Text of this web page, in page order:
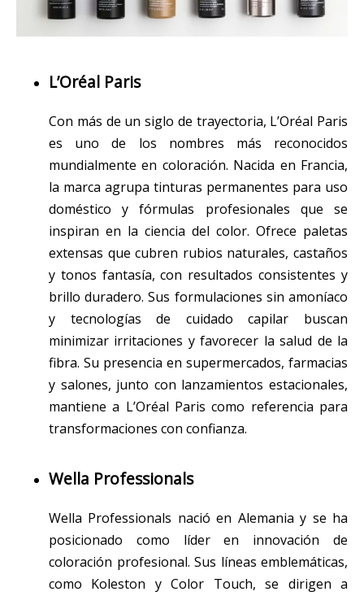
L’Oréal Paris
Con más de un siglo de trayectoria, L’Oréal Paris
es uno de los nombres más reconocidos
mundialmente en coloración. Nacida en Francia,
la marca agrupa tinturas permanentes para uso
doméstico y fórmulas profesionales que se
inspiran en la ciencia del color. Ofrece paletas
extensas que cubren rubios naturales, castaños
y tonos fantasía, con resultados consistentes y
brillo duradero. Sus formulaciones sin amoníaco
y tecnologías de cuidado capilar buscan
minimizar irritaciones y favorecer la salud de la
fibra. Su presencia en supermercados, farmacias
y salones, junto con lanzamientos estacionales,
mantiene a L’Oréal Paris como referencia para
transformaciones con confianza.
Wella Professionals
Wella Professionals nació en Alemania y se ha
posicionado como líder en innovación de
coloración profesional. Sus líneas emblemáticas,
como Koleston y Color Touch, se dirigen a